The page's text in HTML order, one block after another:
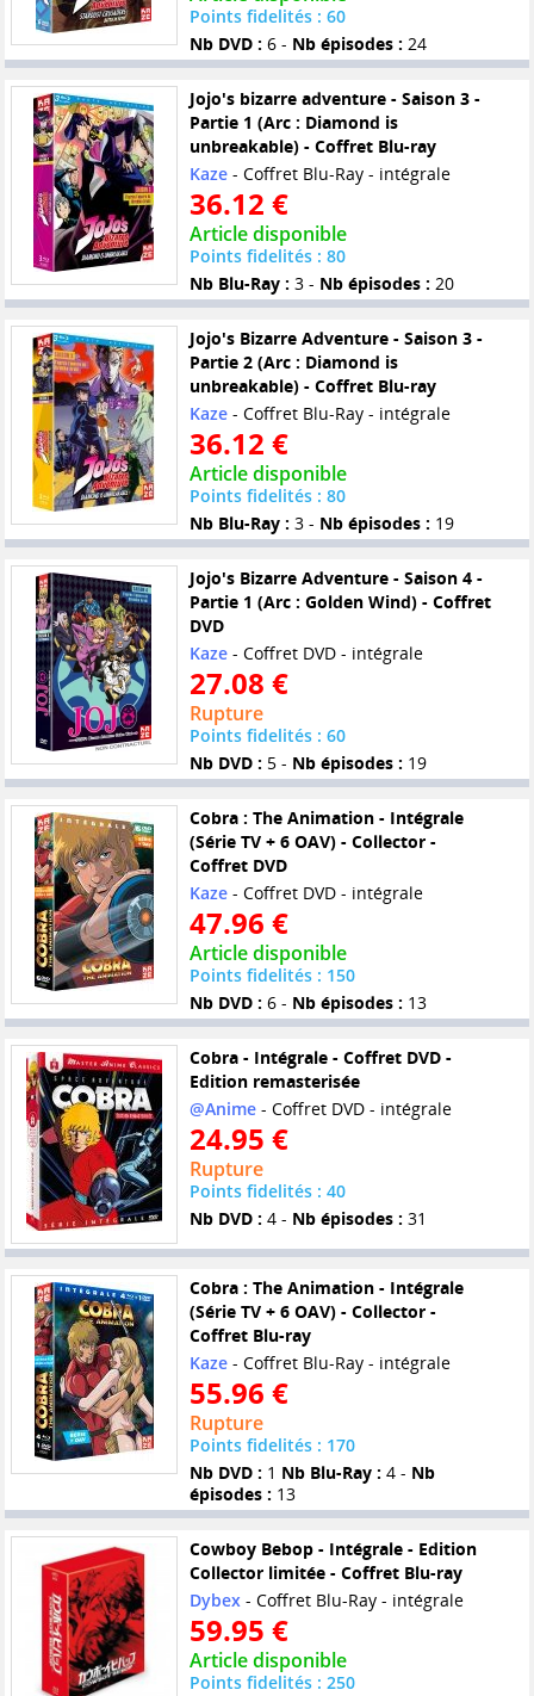
Points fidelités : 60
Nb DVD : 6 - Nb épisodes : 24
Jojo's bizarre adventure - Saison 3 -
Partie 1 (Arc : Diamond is
unbreakable) - Coffret Blu-ray
Kaze- Coffret Blu-Ray - intégrale
36.12 €
Article disponible
Points fidelités : 80
Nb Blu-Ray : 3 - Nb épisodes : 20
Jojo's Bizarre Adventure - Saison 3 -
Partie 2 (Arc : Diamond is
unbreakable) - Coffret Blu-ray
Kaze- Coffret Blu-Ray - intégrale
36.12 €
Article disponible
Points fidelités : 80
Nb Blu-Ray : 3 - Nb épisodes : 19
Jojo's Bizarre Adventure - Saison 4 -
Partie 1 (Arc : Golden Wind) - Coffret
DVD
Kaze- Coffret DVD - intégrale
27.08 €
Rupture
Points fidelités : 60
Nb DVD : 5 - Nb épisodes : 19
Cobra : The Animation - Intégrale
(Série TV + 6 OAV) - Collector -
Coffret DVD
Kaze- Coffret DVD - intégrale
47.96 €
Article disponible
Points fidelités : 150
Nb DVD : 6 - Nb épisodes : 13
Cobra - Intégrale - Coffret DVD -
Edition remasterisée
@Anime- Coffret DVD - intégrale
24.95 €
Rupture
Points fidelités : 40
Nb DVD : 4 - Nb épisodes : 31
Cobra : The Animation - Intégrale
(Série TV + 6 OAV) - Collector -
Coffret Blu-ray
Kaze- Coffret Blu-Ray - intégrale
55.96 €
Rupture
Points fidelités : 170
Nb DVD : 1 Nb Blu-Ray : 4 - Nb
épisodes : 13
Cowboy Bebop - Intégrale - Edition
Collector limitée - Coffret Blu-ray
Dybex - Coffret Blu-Ray - intégrale
59.95 €
Article disponible
Points fidelités : 250